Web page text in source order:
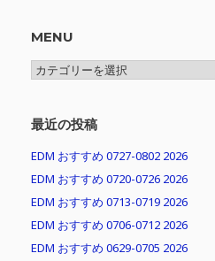
MENU
MENU
最近の投稿
EDM おすすめ 0727-0802 2026
EDM おすすめ 0720-0726 2026
EDM おすすめ 0713-0719 2026
EDM おすすめ 0706-0712 2026
EDM おすすめ 0629-0705 2026